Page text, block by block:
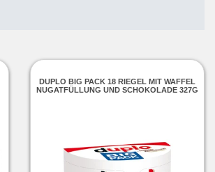
DUPLO BIG PACK 18 RIEGEL MIT WAFFEL
NUGATFÜLLUNG UND SCHOKOLADE 327G